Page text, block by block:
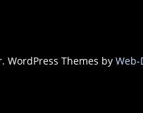
WordPress Themes by